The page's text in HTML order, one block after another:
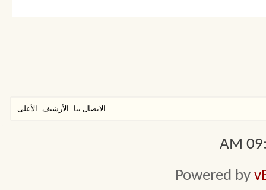
الاتصال بنا الأرشيف الأعلى
Powered by